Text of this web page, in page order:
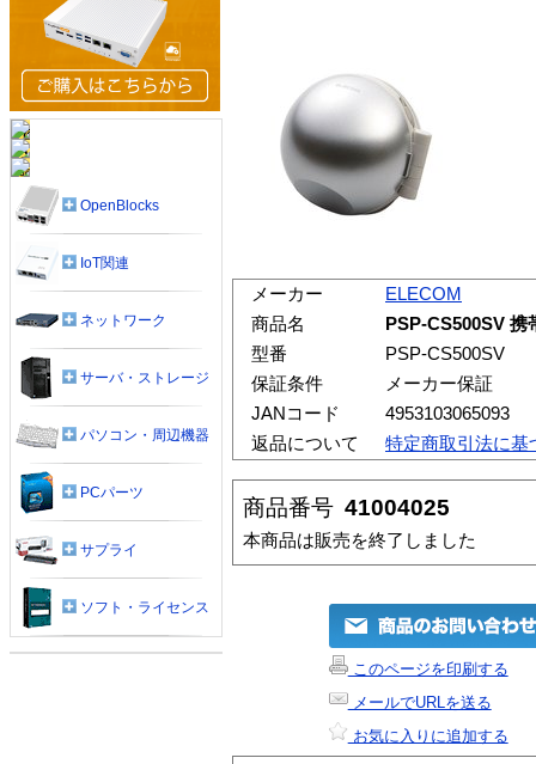
メーカー
ELECOM
商品名
PSP-CS500SV
型番
PSP-CS500SV
保証条件
メーカー保証
JANコード
4953103065093
返品について
特定商取引法に基
商品番号 41004025
本商品は販売を終了しました
このページを印刷する
メールでURLを送る
お気に入りに追加する
OpenBlocks
IoT関連
ネットワーク
サーバ・ストレージ
パソコン・周辺機器
PCパーツ
サプライ
ソフト・ライセンス